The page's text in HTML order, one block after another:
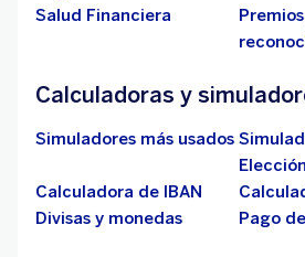
Salud Financiera
Calculadoras y
Simuladores más usados
Elección
Calculadora de IBAN
Divisas y monedas
Pago